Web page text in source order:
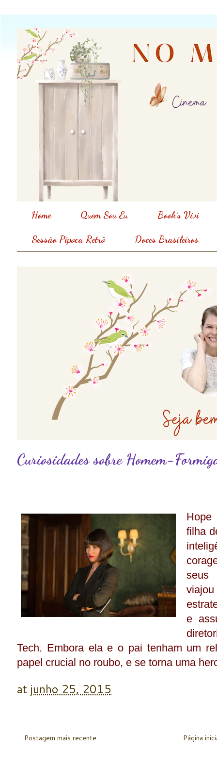
Home Quem Sou Eu Book´s Vivi
Sessão Pipoca Retrô Doces Brasileiros
Curiosidades sobre Homem-
filha
seus
e
Tech. Embora ela e o pai tenham um
papel crucial no roubo, e se torna uma
at junho 25, 2015
Postagem mais recente Página